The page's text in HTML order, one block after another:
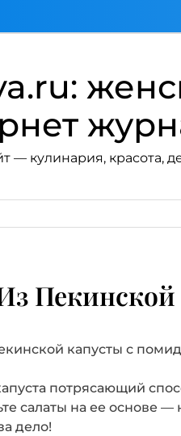
— кулинария, красота,
потрясающий
салаты на ее основе
дело!